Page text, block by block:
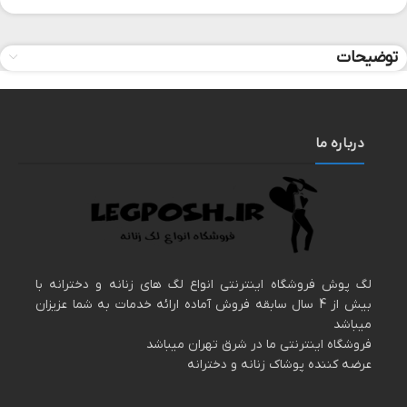
توضیحات
درباره ما
لگ پوش فروشگاه اینترنتی انواع لگ های زنانه و دخترانه با
بیش از 4 سال سابقه فروش آماده ارائه خدمات به شما عزیزان
میباشد
فروشگاه اینترنتی ما در شرق تهران میباشد
عرضه کننده پوشاک زنانه و دخترانه